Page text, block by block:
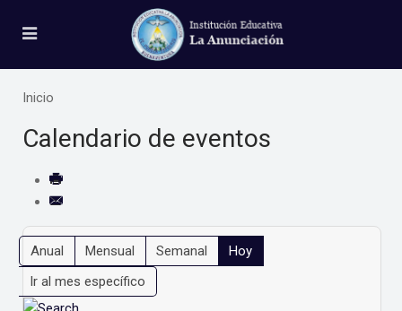
Inicio
Calendario de eventos
Anual Mensual Semanal
Hoy
Ir al mes específico